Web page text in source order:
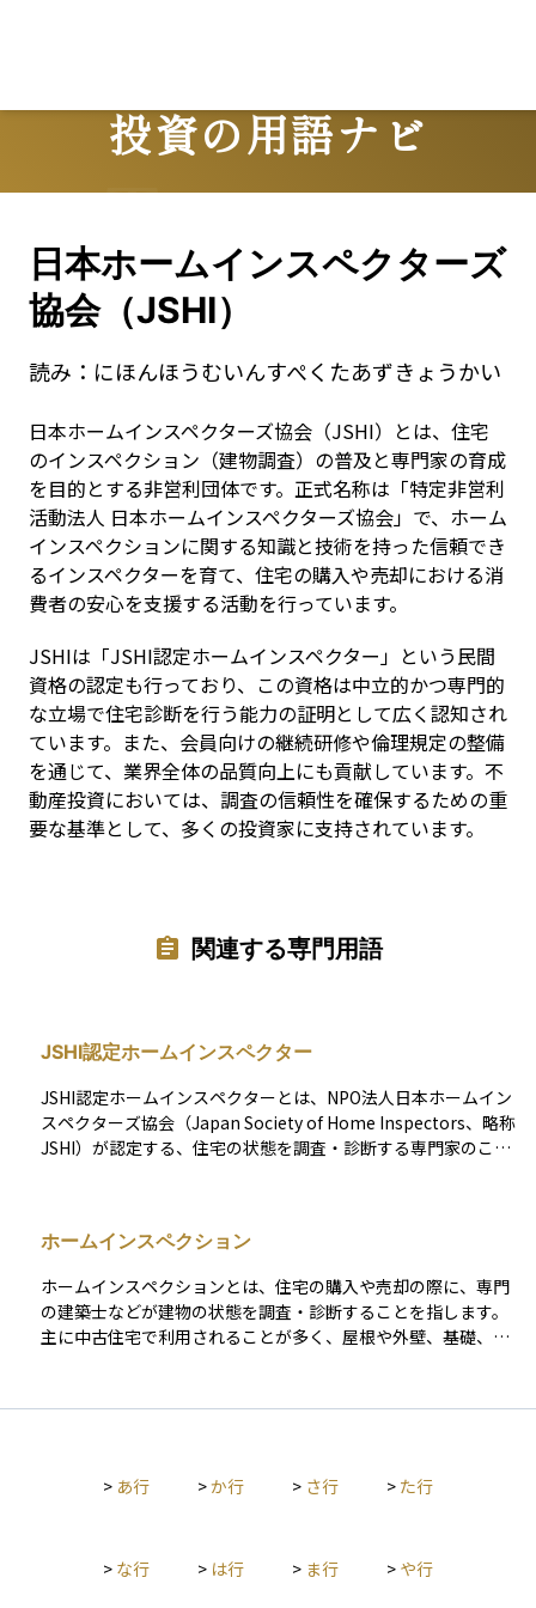
投資の用語ナビ
Terms
日本ホームインスペクターズ
協会（JSHI）
読み： にほんほうむいんすぺくたあずきょうかい
日本ホームインスペクターズ協会（JSHI）とは、住宅
のインスペクション（建物調査）の普及と専門家の育成
を目的とする非営利団体です。正式名称は「特定非営利
活動法人 日本ホームインスペクターズ協会」で、ホーム
インスペクションに関する知識と技術を持った信頼でき
るインスペクターを育て、住宅の購入や売却における消
費者の安心を支援する活動を行っています。
JSHIは「JSHI認定ホームインスペクター」という民間
資格の認定も行っており、この資格は中立的かつ専門的
な立場で住宅診断を行う能力の証明として広く認知され
ています。また、会員向けの継続研修や倫理規定の整備
を通じて、業界全体の品質向上にも貢献しています。不
動産投資においては、調査の信頼性を確保するための重
要な基準として、多くの投資家に支持されています。
関連する専門用語
JSHI認定ホームインスペクター
JSHI認定ホームインスペクターとは、NPO法人日本ホームイン
スペクターズ協会（Japan Society of Home Inspectors、略称
JSHI）が認定する、住宅の状態を調査・診断する専門家のこと
買時に第三者として公正な立場から建物の状況を調査し、購入
者や投資家が安心して判断できる情報を提供します。JSHI認定
インスペクターは、建築士資格を有していることが多く、既存
住宅状況調査技術者とのダブル資格で活動しているケースもあ
ります。不動産投資の現場では、信頼性の高い調査を求める
ホームインスペクション
ホームインスペクションとは、住宅の購入や売却の際に、専門
の建築士などが建物の状態を調査・診断することを指します。
主に中古住宅で利用されることが多く、屋根や外壁、基礎、配
費が発生するリスクを事前に減らすことができます。不動産投
は、物件の見た目だけで判断せず、ホームインスペクションの
> あ行 >か行 > さ行 > た行
> な行 > は行 > ま行 > や行